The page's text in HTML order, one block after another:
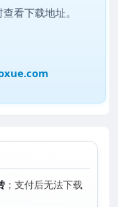
看下载地址。
；支付后无法下载